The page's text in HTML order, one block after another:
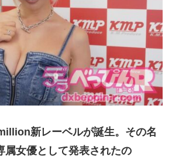
新レーベルが誕生。その名
属女優として発表されたの